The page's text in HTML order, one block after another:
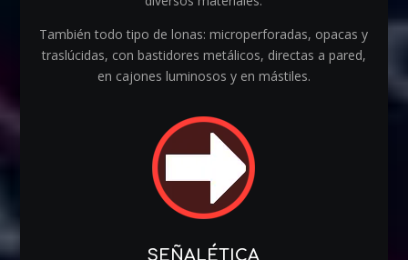
También todo tipo de lonas: microperforadas, opacas y
traslúcidas, con bastidores metálicos, directas a pared,
en cajones luminosos y en mástiles.
SEÑALÉTICA